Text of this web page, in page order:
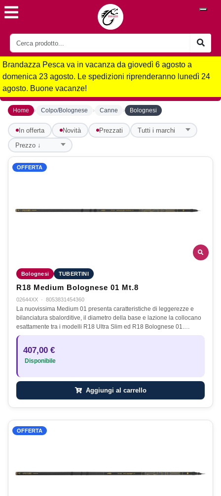
Brandazza Pesca va in vacanza da giovedì 6 agosto a
domenica 23 agosto. Le spedizioni riprenderanno lunedì 24
agosto. Buone vacanze!
Home › Colpo/Bolognese › Canne › Bolognesi
In offerta Novità Prezzati
OFFERTA
Bolognesi TUBERTINI
R18 Medium Bolognese 01 Mt.8
02644XX · 8053831454360
La nuovissima Medium 01 presenta caratteristiche di leggerezze e
bilanciatura sbalorditive, il diametro della base e lazione la collocano
esattamente tra i modelli R18 Ultra Slim ed R18 Bolognese 01.…
407,00 €
Disponibile
Aggiungi al carrello
OFFERTA